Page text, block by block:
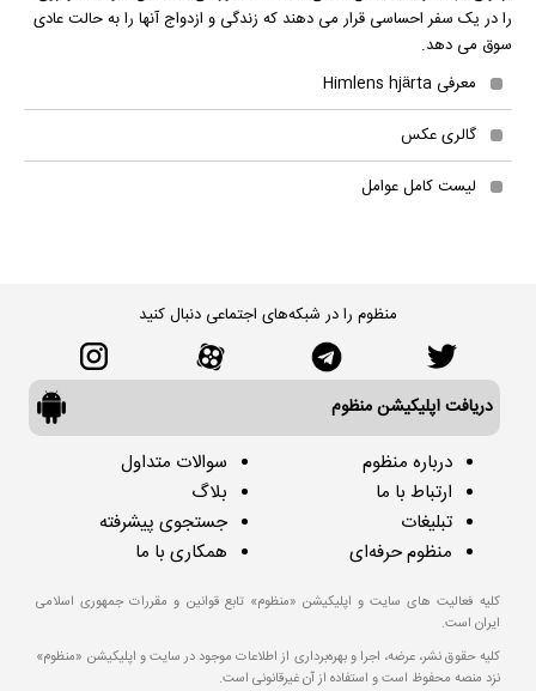
را در یک سفر احساسی قرار می دهند که زندگی و ازدواج آنها را به حالت عادی
سوق می دهد.
معرفی Himlens hjärta
گالری عکس
لیست کامل عوامل
منظوم را در شبکه‌های اجتماعی دنبال کنید
دریافت اپلیکیشن منظوم
درباره منظوم
ارتباط با ما
تبلیغات
منظوم حرفه‌ای
سوالات متداول
بلاگ
جستجوی پیشرفته
همکاری با ما
کلیه فعالیت های سایت و اپلیکیشن «منظوم» تابع قوانین و مقررات جمهوری اسلامی
ایران است.
کلیه حقوق نشر، عرضه، اجرا و بهره‌برداری از اطلاعات موجود در سایت و اپلیکیشن «منظوم»
نزد منصه محفوظ است و استفاده از آن غیرقانونی است.